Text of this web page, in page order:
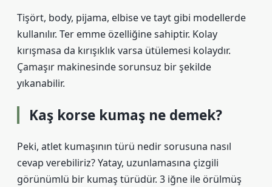
Tişört, body, pijama, elbise ve tayt gibi modellerde
kullanılır. Ter emme özelliğine sahiptir. Kolay
kırışmasa da kırışıklık varsa ütülemesi kolaydır.
Çamaşır makinesinde sorunsuz bir şekilde
yıkanabilir.
Kaş korse kumaş ne demek?
Peki, atlet kumaşının türü nedir sorusuna nasıl
cevap verebiliriz? Yatay, uzunlamasına çizgili
görünümlü bir kumaş türüdür. 3 iğne ile örülmüş